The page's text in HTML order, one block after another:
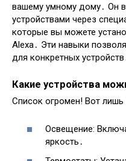
вашему умному дому․ Он
устройствами через
которые вы можете
Alexa․ Эти навыки
для конкретных
Какие устройства
Список огромен! Вот
Освещение:
яркость․